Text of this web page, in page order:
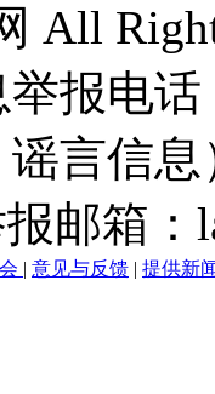
All
报电
谣言信
报邮箱
| 意见与反馈 | 提供新